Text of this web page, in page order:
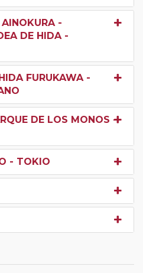
-
DE HIDA -
FURUKAWA -
DE LOS MONOS -
- TOKIO